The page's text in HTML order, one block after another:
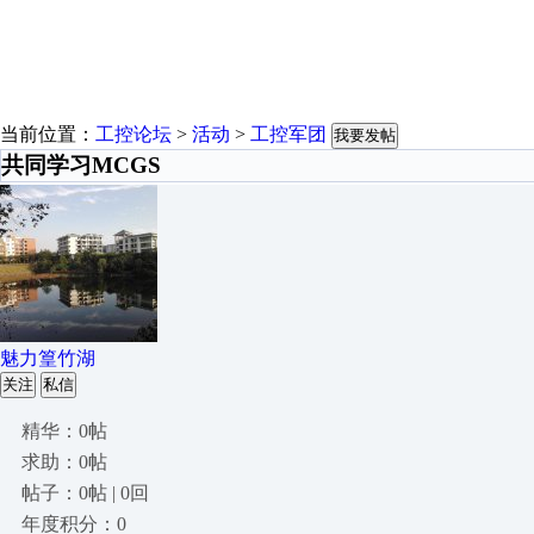
当前位置： 工控论坛 > 活动 > 工控军团 我要发帖
共同学习MCGS
魅力篁竹湖
关注 私信
精华：0帖
求助：0帖
帖子：0帖 | 0回
年度积分：0